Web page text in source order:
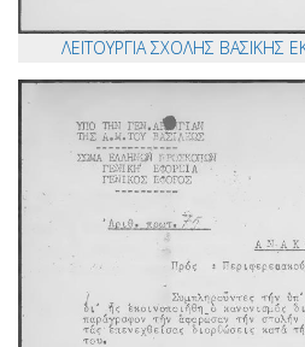
ΛΕΙΤΟΥΡΓΙΑ ΣΧΟΛΗΣ ΒΑΣΙΚΗΣ